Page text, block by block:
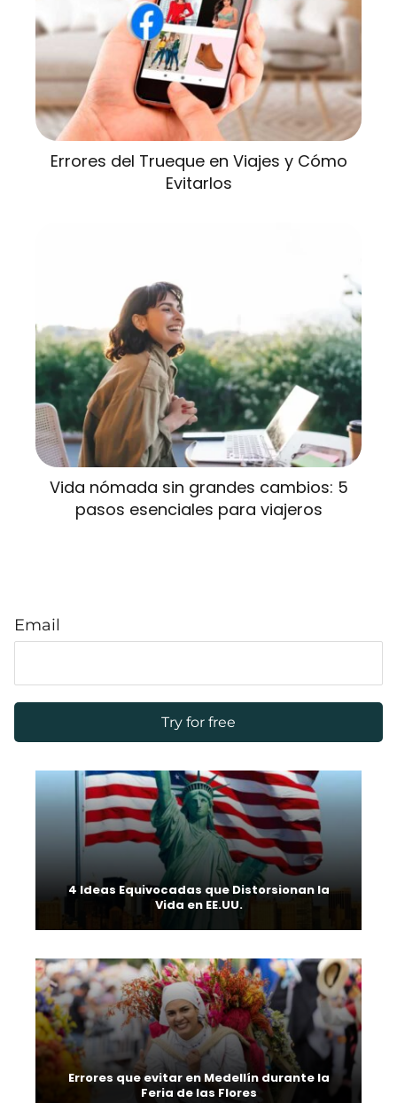
Errores del Trueque en Viajes y Cómo
Evitarlos
Vida nómada sin grandes cambios: 5
pasos esenciales para viajeros
Email
4 Ideas Equivocadas que Distorsionan la
Vida en EE.UU.
Errores que evitar en Medellín durante la
Feria de las Flores